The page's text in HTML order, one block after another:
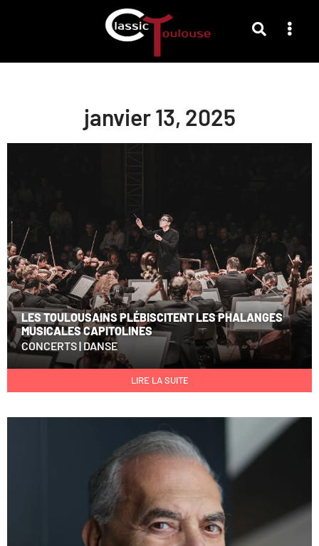
janvier 13, 2025
LES TOULOUSAINS PLÉBISCITENT LES PHALANGES
MUSICALES CAPITOLINES
CONCERTS|DANSE
LIRE LA SUITE